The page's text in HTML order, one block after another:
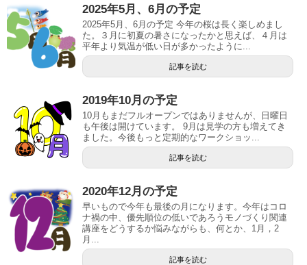
2025年5月、6月の予定
2025年5月、6月の予定 今年の桜は長く楽しめまし
た。３月に初夏の暑さになったかと思えば、４月は
平年より気温が低い日が多かったように...
記事を読む
2019年10月の予定
10月もまだフルオープンではありませんが、日曜日
も午後は開けています。 9月は見学の方も増えてき
ました。今後もっと定期的なワークショッ...
記事を読む
2020年12月の予定
早いもので今年も最後の月になります。今年はコロ
ナ禍の中、優先順位の低いであろうモノづくり関連
講座をどうするか悩みながらも、何とか、1月，2
月...
記事を読む